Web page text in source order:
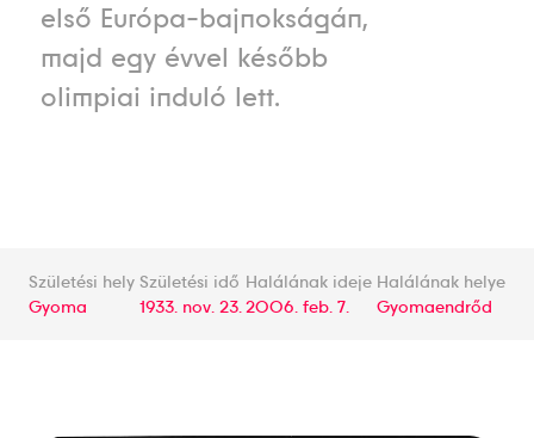
első Európa-bajnokságán,
majd egy évvel később
olimpiai induló lett.
Születési hely
Gyoma
Születési idő
1933. nov. 23.
Halálának ideje
2006. feb. 7.
Halálának helye
Gyomaendrőd